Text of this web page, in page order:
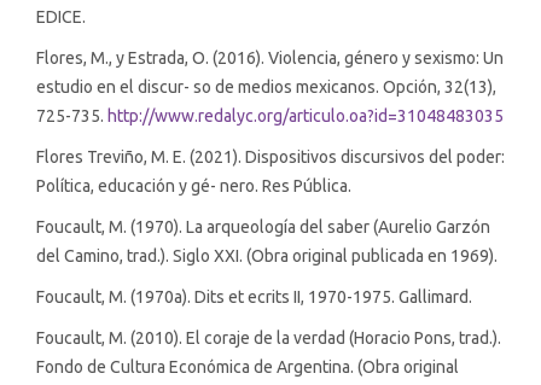
EDICE.
Flores, M., y Estrada, O. (2016). Violencia, género y sexismo: Un
estudio en el discur- so de medios mexicanos. Opción, 32(13),
725-735. http://www.redalyc.org/articulo.oa?id=31048483035
Flores Treviño, M. E. (2021). Dispositivos discursivos del poder:
Política, educación y gé- nero. Res Pública.
Foucault, M. (1970). La arqueología del saber (Aurelio Garzón
del Camino, trad.). Siglo XXI. (Obra original publicada en 1969).
Foucault, M. (1970a). Dits et ecrits II, 1970-1975. Gallimard.
Foucault, M. (2010). El coraje de la verdad (Horacio Pons, trad.).
Fondo de Cultura Económica de Argentina. (Obra original